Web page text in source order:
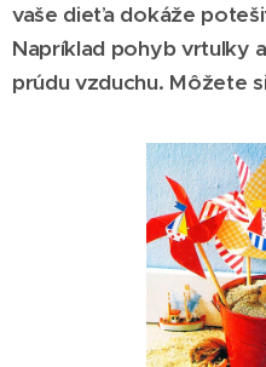
vaše dieťa dokáže
Napríklad pohyb vrtuľky
prúdu vzduchu. Môžete